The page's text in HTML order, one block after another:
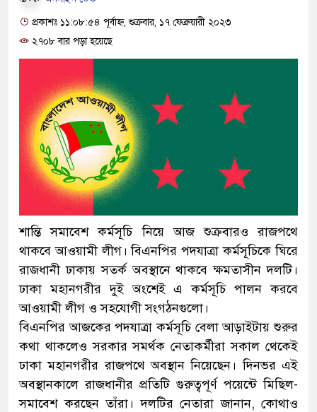
প্রকাশঃ ১১:০৮:৫৪ পূর্বাহ্ন, শুক্রবার, ১৭ ফেব্রুয়ারী ২০২৩
২৭০৮ বার পড়া হয়েছে
শান্তি সমাবেশ কর্মসূচি নিয়ে আজ শুক্রবারও রাজপথে
থাকবে আওয়ামী লীগ। বিএনপির পদযাত্রা কর্মসূচিকে ঘিরে
রাজধানী ঢাকায় সতর্ক অবস্থানে থাকবে ক্ষমতাসীন দলটি।
ঢাকা মহানগরীর দুই অংশেই এ কর্মসূচি পালন করবে
আওয়ামী লীগ ও সহযোগী সংগঠনগুলো।
বিএনপির আজকের পদযাত্রা কর্মসূচি বেলা আড়াইটায় শুরুর
কথা থাকলেও সরকার সমর্থক নেতাকর্মীরা সকাল থেকেই
ঢাকা মহানগরীর রাজপথে অবস্থান নিয়েছেন। দিনভর এই
অবস্থানকালে রাজধানীর প্রতিটি গুরুত্বপূর্ণ পয়েন্টে মিছিল-
সমাবেশ করছেন তাঁরা। দলটির নেতারা জানান, কোথাও